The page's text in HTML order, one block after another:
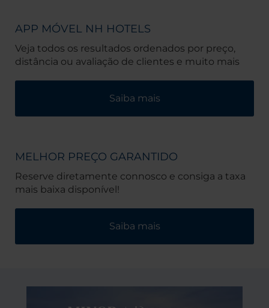
APP MÓVEL NH HOTELS
Veja todos os resultados ordenados por preço,
distância ou avaliação de clientes e muito mais
Saiba mais
MELHOR PREÇO GARANTIDO
Reserve diretamente connosco e consiga a taxa
mais baixa disponível!
Saiba mais